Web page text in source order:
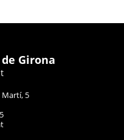
Girona
Martí, 5